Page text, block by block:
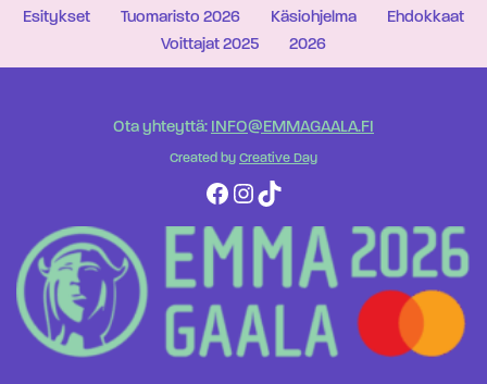
Esitykset
Tuomaristo 2026 Käsiohjelma
Ehdokkaat
Voittajat 2025
2026
Ota yhteyttä: INFO@EMMAGAALA.FI
Created by Creative Day